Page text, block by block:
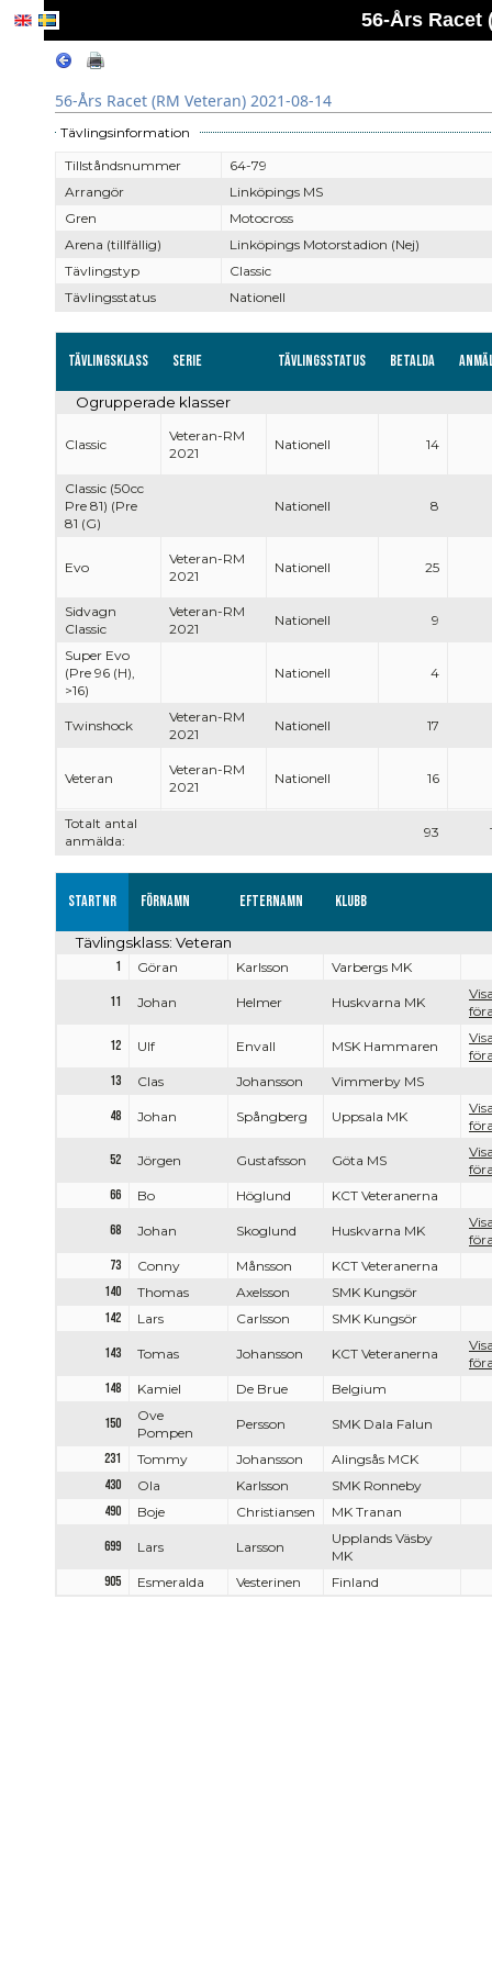
56-Års Racet
56-Års Racet (RM Veteran) 2021-08-14
Tävlingsinformation
Tillståndsnummer
64-79
Arrangör
Linköpings MS
Gren
Motocross
Arena (tillfällig)
Linköpings Motorstadion (Nej)
Tävlingstyp
Classic
Tävlingsstatus
Nationell
Tävlingsklass Serie Tävlingsstatus Betalda
Totalt antal
anmälda:
93
Ogrupperade klasser
Classic
Veteran-RM
2021
Nationell 14
Classic (50cc
Pre 81) (Pre
81 (G)
Nationell 8
Evo
Veteran-RM
2021
Nationell 25
Sidvagn
Classic
Veteran-RM
2021
Nationell 9
Super Evo
(Pre 96 (H),
>16)
Nationell 4
Twinshock
Veteran-RM
2021
Nationell 17
Veteran
Veteran-RM
2021
Nationell 16
Startnr Förnamn Efternamn Klubb
Tävlingsklass: Veteran
1 Göran Karlsson Varbergs MK
11 Johan Helmer Huskvarna MK
12 Ulf Envall MSK Hammaren
13
Clas Johansson Vimmerby MS
48 Johan Spångberg Uppsala MK
52 Jörgen Gustafsson Göta MS
66
Bo Höglund KCT Veteranerna
68 Johan Skoglund Huskvarna MK
73
Conny Månsson
KCT Veteranerna
140
Thomas Axelsson
SMK Kungsör
142
Lars Carlsson SMK Kungsör
143 Tomas Johansson KCT Veteranerna
148
Kamiel De Brue Belgium
150
Ove
Pompen
Persson SMK Dala Falun
231 Tommy Johansson
Alingsås MCK
430
Ola Karlsson
SMK Ronneby
490
Boje Christiansen MK Tranan
699 Lars Larsson
Upplands Väsby
MK
905
Esmeralda Vesterinen Finland